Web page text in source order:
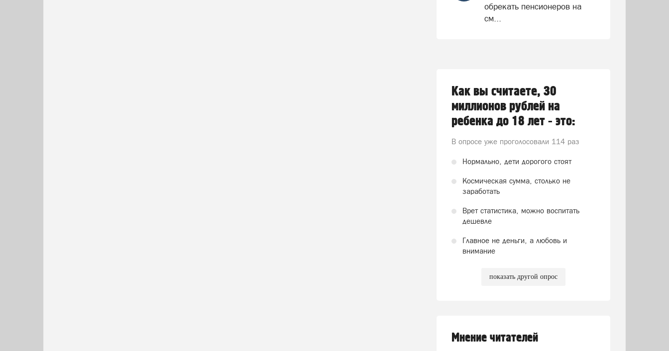
обрекать пенсионеров на
см...
Как вы считаете, 30
миллионов рублей на
ребенка до 18 лет - это:
В опросе уже проголосовали 114 раз
Нормально, дети дорогого стоят
Космическая сумма, столько не
заработать
Врет статистика, можно воспитать
дешевле
Главное не деньги, а любовь и
внимание
показать другой опрос
Мнение читателей